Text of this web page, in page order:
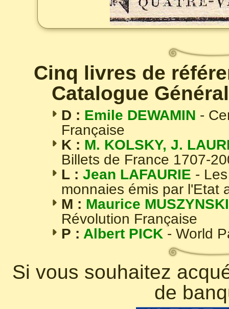
Cinq livres de
Catalogue
D : Emile DEWAMIN -
Française
K : M. KOLSKY, J.
Billets de France 1707-
L : Jean LAFAURIE -
monnaies émis par l'Etat
M : Maurice MUSZYNSKI
Révolution Française
P : Albert PICK - World
Si vous souhaitez
de